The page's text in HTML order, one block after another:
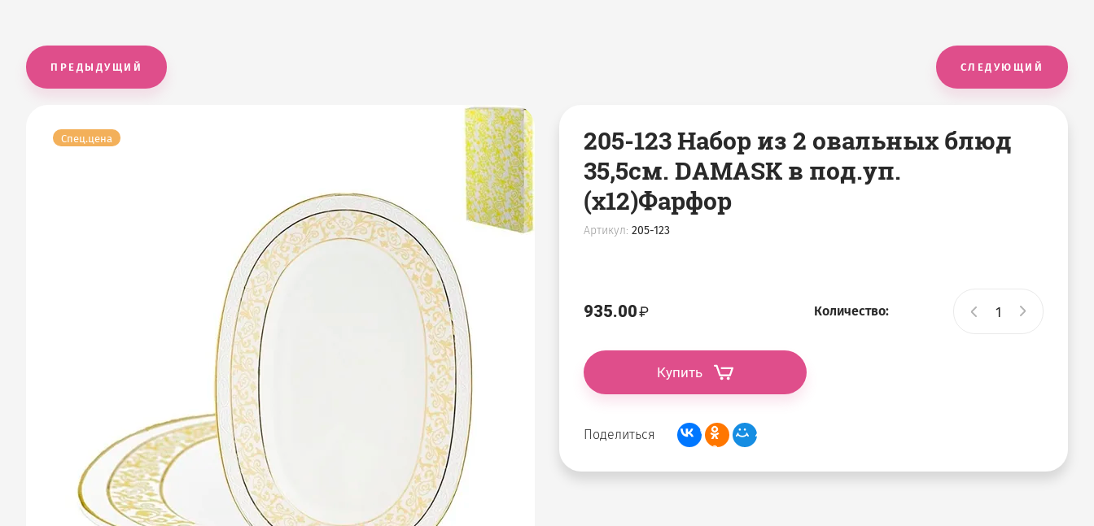
ПРЕДЫДУЩИЙ СЛЕДУЮЩИЙ
Спец.цена
205-123 Набор из 2 овальных блюд
35,5см. DAMASK в под.уп.
(х12)Фарфор
Артикул: 205-123
935.00 Количество:
Купить
Поделиться